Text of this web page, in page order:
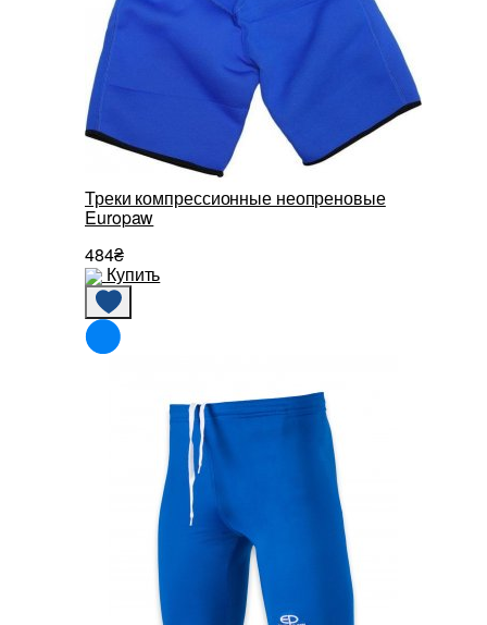
Треки компрессионные неопреновые
Europaw
484₴
Купить